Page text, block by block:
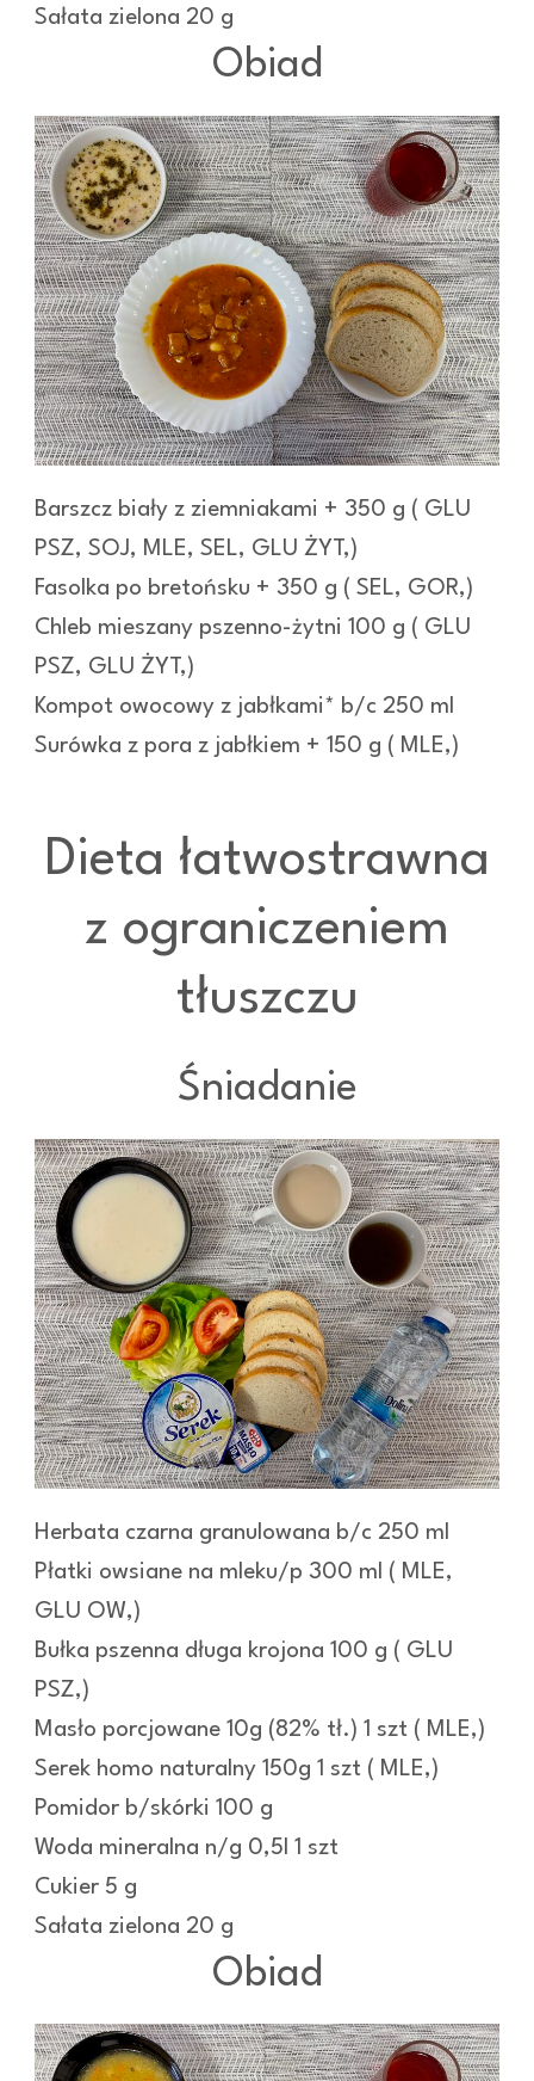
Sałata zielona 20 g
Obiad
Barszcz biały z ziemniakami + 350 g ( GLU
PSZ, SOJ, MLE, SEL, GLU ŻYT,)
Fasolka po bretońsku + 350 g ( SEL, GOR,)
Chleb mieszany pszenno-żytni 100 g ( GLU
PSZ, GLU ŻYT,)
Kompot owocowy z jabłkami* b/c 250 ml
Surówka z pora z jabłkiem + 150 g ( MLE,)
Dieta łatwostrawna
z ograniczeniem
tłuszczu
Śniadanie
Herbata czarna granulowana b/c 250 ml
Płatki owsiane na mleku/p 300 ml ( MLE,
GLU OW,)
Bułka pszenna długa krojona 100 g ( GLU
PSZ,)
Masło porcjowane 10g (82% tł.) 1 szt ( MLE,)
Serek homo naturalny 150g 1 szt ( MLE,)
Pomidor b/skórki 100 g
Woda mineralna n/g 0,5l 1 szt
Cukier 5 g
Sałata zielona 20 g
Obiad